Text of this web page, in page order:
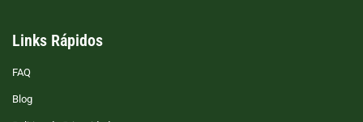
Links Rápidos
FAQ
Blog